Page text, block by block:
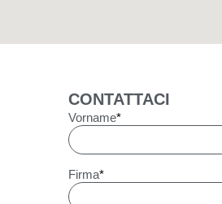
CONTATTACI
Vorname*
Firma*